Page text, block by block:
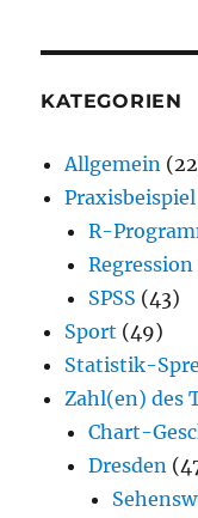
KATEGORIEN
Allgemein
Praxisbeispiel
R-
Regression
SPSS (43)
Sport (49)
Statistik-
Zahl(en) des
Chart-
Dresden